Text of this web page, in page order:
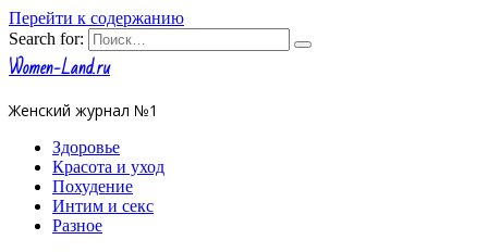
Перейти к содержанию
Search for:
Women-Land.ru
Женский журнал №1
Здоровье
Красота и уход
Похудение
Интим и секс
Разное